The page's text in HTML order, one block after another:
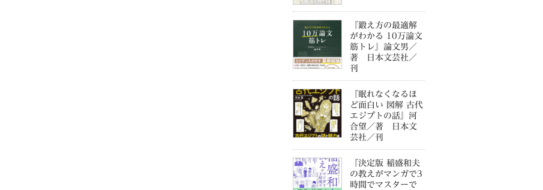
『鍛え方の最適解
がわかる 10万論文
筋トレ』論文男／
著 日本文芸社／
刊
『眠れなくなるほ
ど面白い 図解 古代
エジプトの話』河
合望／著 日本文
芸社／刊
『決定版 稲盛和夫
の教えがマンガで3
時間でマスターで